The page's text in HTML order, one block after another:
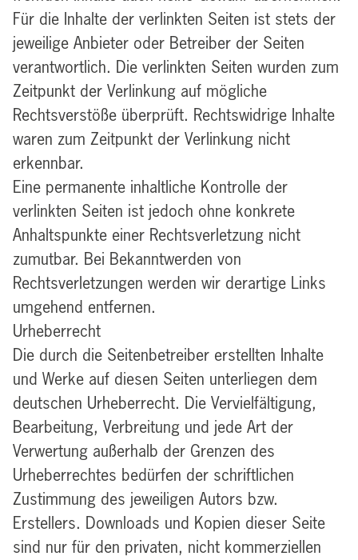
Für die Inhalte der verlinkten Seiten ist stets der
jeweilige Anbieter oder Betreiber der Seiten
verantwortlich. Die verlinkten Seiten wurden zum
Zeitpunkt der Verlinkung auf mögliche
Rechtsverstöße überprüft. Rechtswidrige Inhalte
waren zum Zeitpunkt der Verlinkung nicht
erkennbar.
Eine permanente inhaltliche Kontrolle der
verlinkten Seiten ist jedoch ohne konkrete
Anhaltspunkte einer Rechtsverletzung nicht
zumutbar. Bei Bekanntwerden von
Rechtsverletzungen werden wir derartige Links
umgehend entfernen.
Urheberrecht
Die durch die Seitenbetreiber erstellten Inhalte
und Werke auf diesen Seiten unterliegen dem
deutschen Urheberrecht. Die Vervielfältigung,
Bearbeitung, Verbreitung und jede Art der
Verwertung außerhalb der Grenzen des
Urheberrechtes bedürfen der schriftlichen
Zustimmung des jeweiligen Autors bzw.
Erstellers. Downloads und Kopien dieser Seite
sind nur für den privaten, nicht kommerziellen